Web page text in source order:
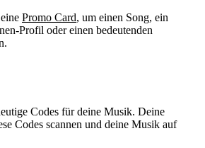
Promo Card, um einen Song, ein
Profil oder einen bedeutenden
Codes für deine Musik. Deine
Codes scannen und deine Musik auf